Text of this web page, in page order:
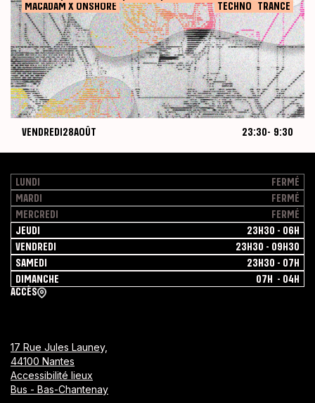
2026MACADAM X ONSHORE
TRANCE
TECHNO
VENDREDI 28AOÛT 23:30- 9:30
2026
LUNDI
FERMÉ
MARDI
FERMÉ
MERCREDI
FERMÉ
JEUDI
23H30 - 06H
VENDREDI
23H30 - 09H30
SAMEDI
23H30 - 07H
DIMANCHE
07H - 04H
ACCÈS
17 Rue Jules Launey,
44100 Nantes
Accessibilité lieux
Bus - Bas-Chantenay